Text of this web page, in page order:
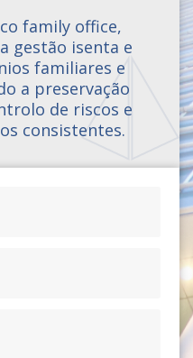
family office,
gestão isenta e
familiares e
a preservação
de riscos e
consistentes.